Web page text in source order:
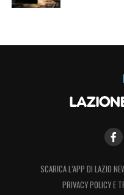
SCARICA L’APP DI LAZIO
PRIVACY POLICY E